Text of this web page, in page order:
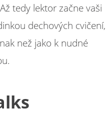
tedy lektor začne vaši
dechových cvičení,
než jako k nudné